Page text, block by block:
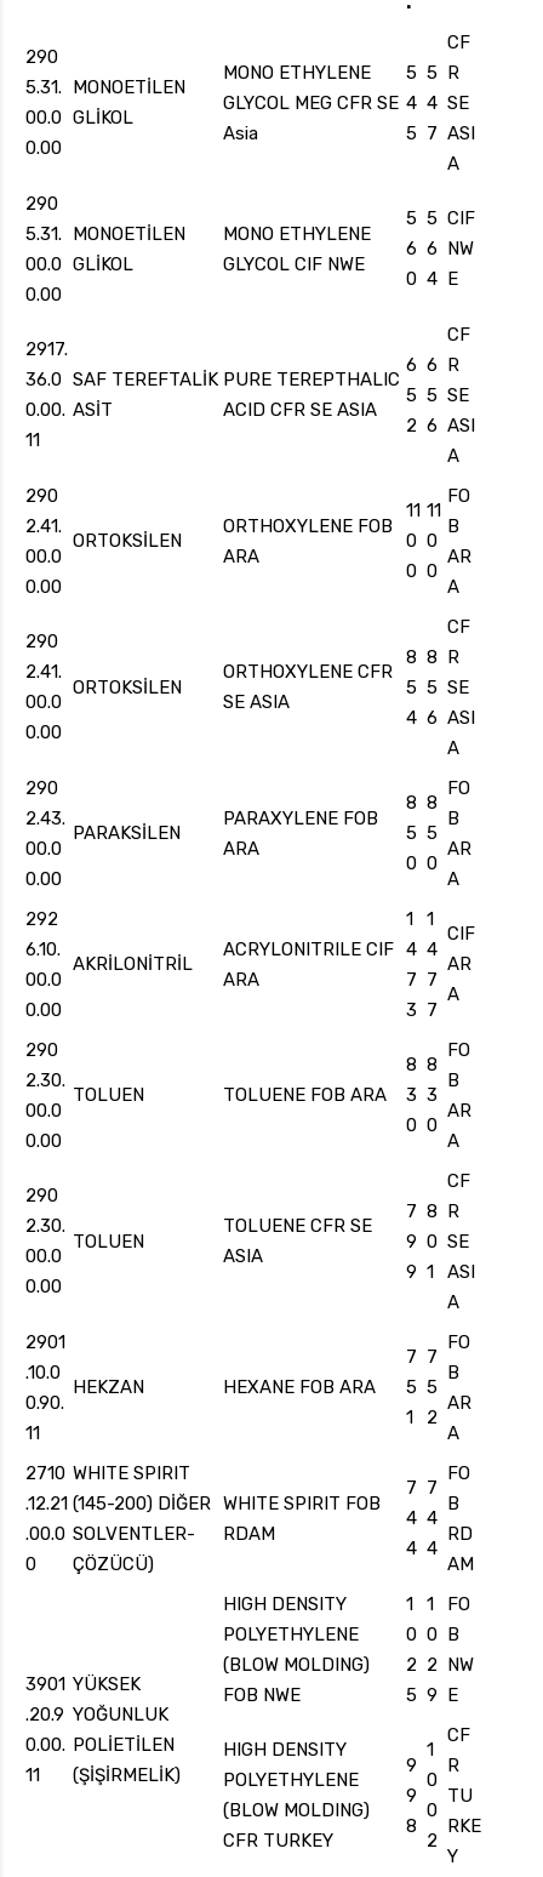
290
5.31.
00.0
0.00
MONOETİLEN
GLİKOL
MONO ETHYLENE
GLYCOL MEG CFR SE
Asia
5
4
5
5
4
7
CF
R
SE
ASI
A
290
5.31.
00.0
0.00
MONOETİLEN
GLİKOL
MONO ETHYLENE
GLYCOL CIF NWE
5
6
0
5
6
4
CIF
NW
E
2917.
36.0
0.00.
11
SAF TEREFTALİK
ASİT
PURE TEREPTHALIC
ACID CFR SE ASIA
6
5
2
6
5
6
CF
R
SE
ASI
A
290
2.41.
00.0
0.00
ORTOKSİLEN
ORTHOXYLENE FOB
ARA
11
0
0
11
0
0
FO
B
AR
A
290
2.41.
00.0
0.00
ORTOKSİLEN
ORTHOXYLENE CFR
SE ASIA
8
5
4
8
5
6
CF
R
SE
ASI
A
290
2.43.
00.0
0.00
PARAKSİLEN
PARAXYLENE FOB
ARA
8
5
0
8
5
0
FO
B
AR
A
292
6.10.
00.0
0.00
AKRİLONİTRİL
ACRYLONITRILE CIF
ARA
1
4
7
3
1
4
7
7
CIF
AR
A
290
2.30.
00.0
0.00
TOLUEN TOLUENE FOB ARA
8
3
0
8
3
0
FO
B
AR
A
290
2.30.
00.0
0.00
TOLUEN
TOLUENE CFR SE
ASIA
7
9
9
8
0
1
CF
R
SE
ASI
A
2901
.10.0
0.90.
11
HEKZAN HEXANE FOB ARA
7
5
1
7
5
2
FO
B
AR
A
2710
.12.21
.00.0
0
WHITE SPIRIT
(145-200) DİĞER
SOLVENTLER-
ÇÖZÜCÜ)
WHITE SPIRIT FOB
RDAM
7
4
4
7
4
4
FO
B
RD
AM
3901
.20.9
0.00.
11
YÜKSEK
YOĞUNLUK
POLİETİLEN
(ŞİŞİRMELİK)
HIGH DENSITY
POLYETHYLENE
(BLOW MOLDING)
FOB NWE
1
0
2
5
1
0
2
9
FO
B
NW
E
HIGH DENSITY
POLYETHYLENE
(BLOW MOLDING)
CFR TURKEY
9
9
8
1
0
0
2
CF
R
TU
RKE
Y